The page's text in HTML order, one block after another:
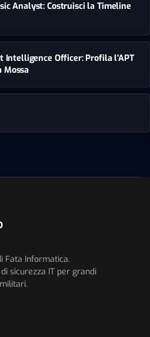
Analyst: Costruisci la Timeline
Intelligence Officer: Profila l'APT
Mossa
Fata Informatica.
sicurezza IT per grandi